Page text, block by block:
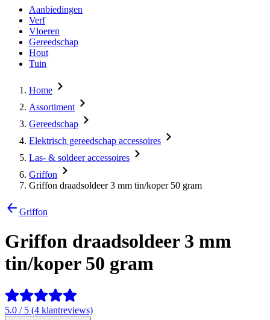
Aanbiedingen
Verf
Vloeren
Gereedschap
Hout
Tuin
Home
Assortiment
Gereedschap
Elektrisch gereedschap accessoires
Las- & soldeer accessoires
Griffon
Griffon draadsoldeer 3 mm tin/koper 50 gram
Griffon
Griffon draadsoldeer 3 mm
tin/koper 50 gram
5.0 / 5 (4 klantreviews)